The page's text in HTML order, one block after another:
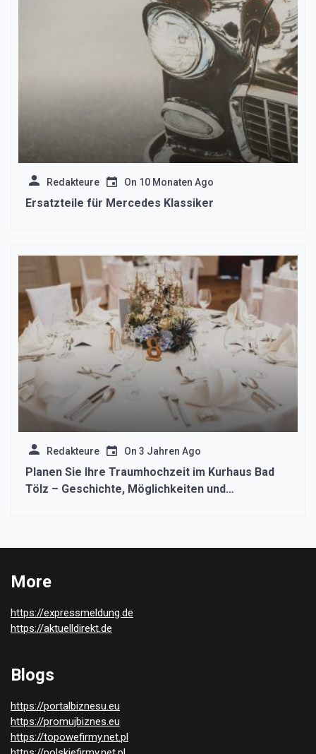
Redakteure On 10 Monaten Ago
Ersatzteile für Mercedes Klassiker
Redakteure On 3 Jahren Ago
Planen Sie Ihre Traumhochzeit im Kurhaus Bad
Tölz – Geschichte, Möglichkeiten und
More
https://expressmeldung.de
https://aktuelldirekt.de
Blogs
https://portalbiznesu.eu
https://promujbiznes.eu
https://topowefirmy.net.pl